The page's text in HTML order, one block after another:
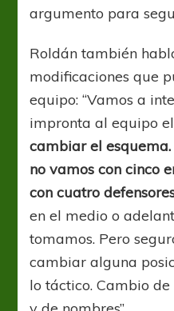
argumento para
Roldán también
modificaciones que
equipo: “Vamos a
impronta al equipo
cambiar el
no vamos con cinco
con cuatro
en el medio o
tomamos. Pero
cambiar alguna
lo táctico. Cambio